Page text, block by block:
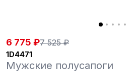
6 775 ₽7 525 ₽
1D4471
Мужские полусапоги